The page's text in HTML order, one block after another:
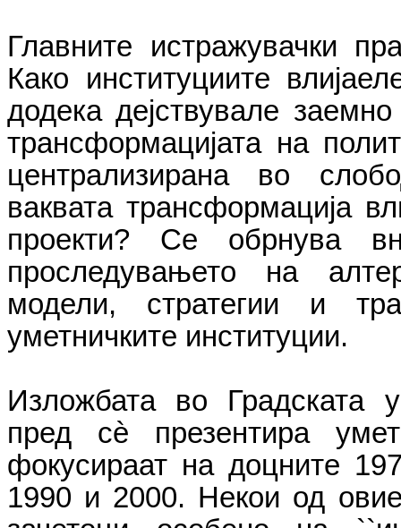
Главните истражувачки
Како институциите
додека дејствувале
трансформацијата на
централизирана во
ваквата трансформација
проекти? Се обрнува
проследувањето на
модели, стратегии и
уметничките институции.
Изложбата во Градската
пред сѐ презентира
фокусираат на доцните
1990 и 2000. Некои од